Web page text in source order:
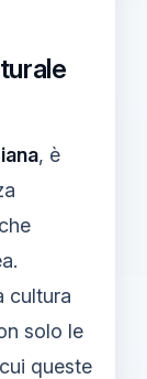
, è
cultura
solo le
queste